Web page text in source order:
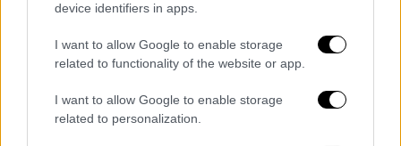
device identifiers in apps.
I want to allow Google to enable storage
related to functionality of the website or app.
I want to allow Google to enable storage
related to personalization.
Αναβολή για την Τρίτη στις
διαπραγματεύσεις Κιέβου και
Μόσχας στην Κωνσταντινούπολη -
Δίχως τέλος οι καταστροφές από τον